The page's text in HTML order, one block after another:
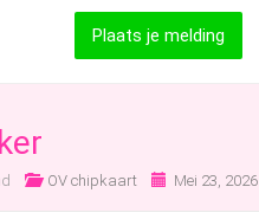
Plaats je melding
OV chipkaart Mei 23, 2026